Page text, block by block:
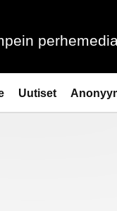
Uutiset